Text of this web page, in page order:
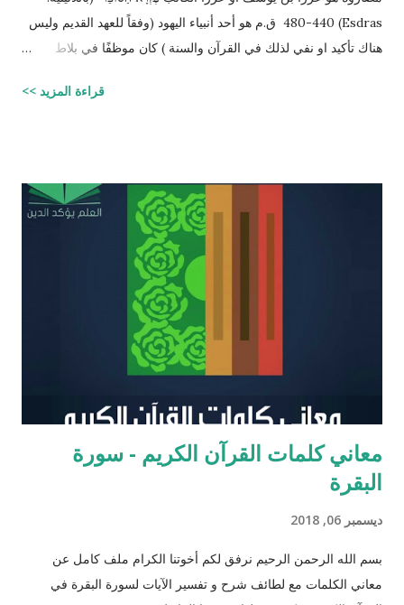
Esdras) 480-440 ق.م هو أحد أنبياء اليهود (وفقاً للعهد القديم وليس
هناك تأكيد او نفي لذلك في القرآن والسنة ) كان موظفًا في بلاط
اليهودية وكان ملماً بالتوراة ومدرساً لتعاليمها وكذلك كان كاتباً ماهراً
تعاليمها وطهر المجتمع اليهودي من الزواج المختلط، ولهذه الأسباب
يحتل عزرا الكاتب مكانه عاليه جداً في الإرث الديني اليهود وقصته
مذكوره في ( سفر عزرا ) في العهد القديم ونجد في ملاحق الشروحات
اليهوديه للمشناه والمعروفه باسم ( توسفتا ) תוספתא نجد رأياً يُزعم ان
عزرا الكاتب كان مستحقاً لان تتنزل عليه التوراه لولا ان موسى عليه
السلام سبقه ! כי ראויה הייתה התורה להינתן על י...
قراءة المزيد >>
معاني كلمات القرآن الكريم - سورة
البقرة
ديسمبر 06, 2018
بسم الله الرحمن الرحيم نرفق لكم أخوتنا الكرام ملف كامل عن
معاني الكلمات مع لطائف شرح و تفسير الآيات لسورة البقرة في